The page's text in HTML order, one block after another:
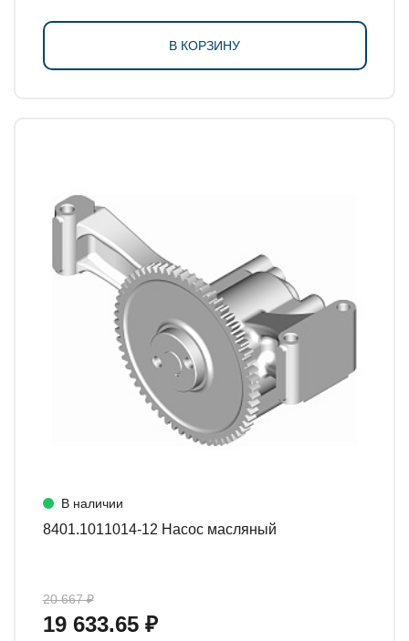
В КОРЗИНУ
В наличии
8401.1011014-12 Насос масляный
20 667 ₽
19 633.65 ₽